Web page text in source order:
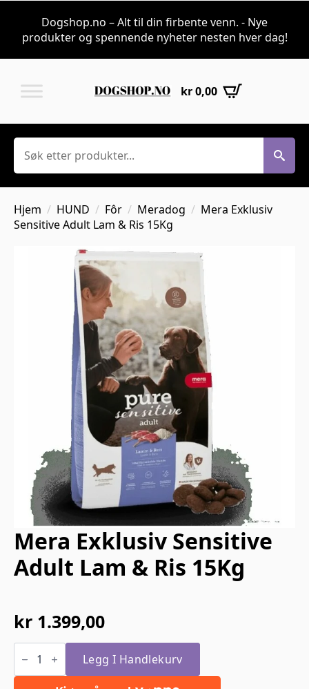
Dogshop.no – Alt til din firbente venn. - Nye
produkter og spennende nyheter nesten hver dag!
kr0,00
Søk
Hjem HUND Fôr Meradog
Mera Exklusiv
Sensitive Adult Lam & Ris 15Kg
Mera Exklusiv Sensitive
Adult Lam & Ris 15Kg
kr 1.399,00
Mera
Exklusiv
Adult
Legg I Handlekurv